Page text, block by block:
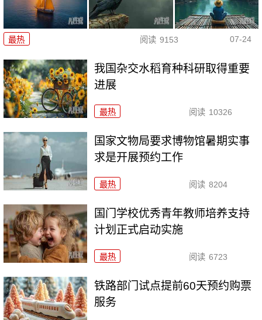
最热 阅读 9153 07-24
我国杂交水稻育种科研取得重要
进展
最热 阅读 10326
国家文物局要求博物馆暑期实事
求是开展预约工作
最热 阅读 8204
国门学校优秀青年教师培养支持
计划正式启动实施
最热 阅读 6723
铁路部门试点提前60天预约购票
服务